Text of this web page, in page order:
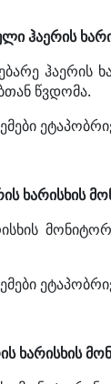
ჰაერის
ჰაერის
წვდომა.
ხარისხის
ხარისხის